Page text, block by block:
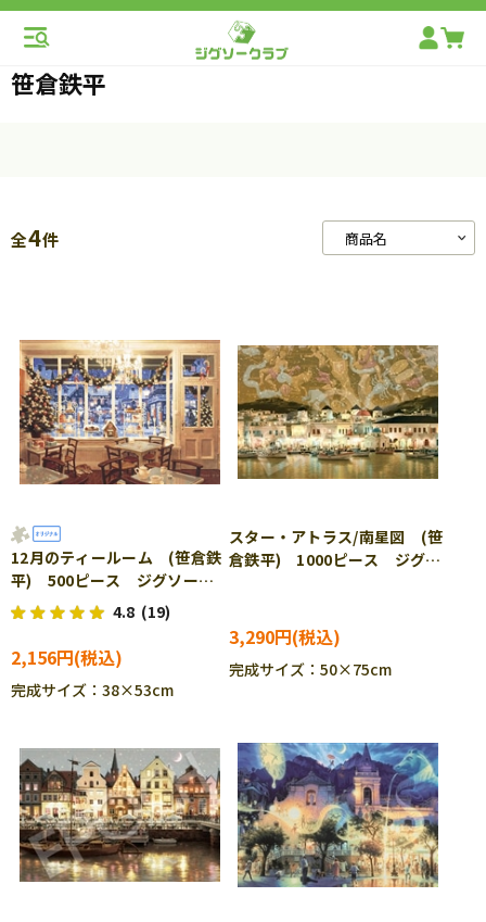
笹倉鉄平
全4件
12月のティールーム (笹倉鉄
平) 500ピース ジグソーパ
ズル EPO-07-704
4.8 (19)
2,156円
完成サイズ：38×53cm
スター・アトラス/南星図 (笹
倉鉄平) 1000ピース ジグソ
3,290円
完成サイズ：50×75cm